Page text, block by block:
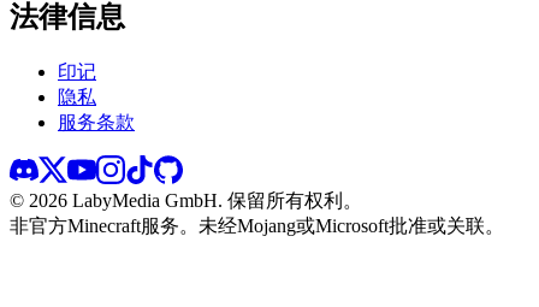
法律信息
印记
隐私
服务条款
© 2026 LabyMedia GmbH. 保留所有权利。
非官方Minecraft服务。未经Mojang或Microsoft批准或关联。